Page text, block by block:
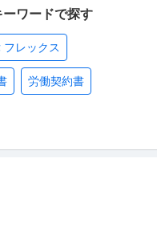
ワードで探す
フレックス
労働契約書